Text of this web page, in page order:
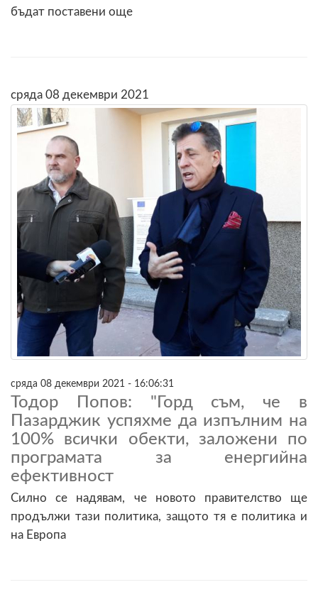
бъдат поставени още
сряда 08 декември 2021
сряда 08 декември 2021 - 16:06:31
Тодор Попов: "Горд съм, че в
Пазарджик успяхме да изпълним на
100% всички обекти, заложeни по
програмата за енергийна
ефективност
Силно се надявам, че новото правителство ще
продължи тази политика, защото тя е политика и
на Европа